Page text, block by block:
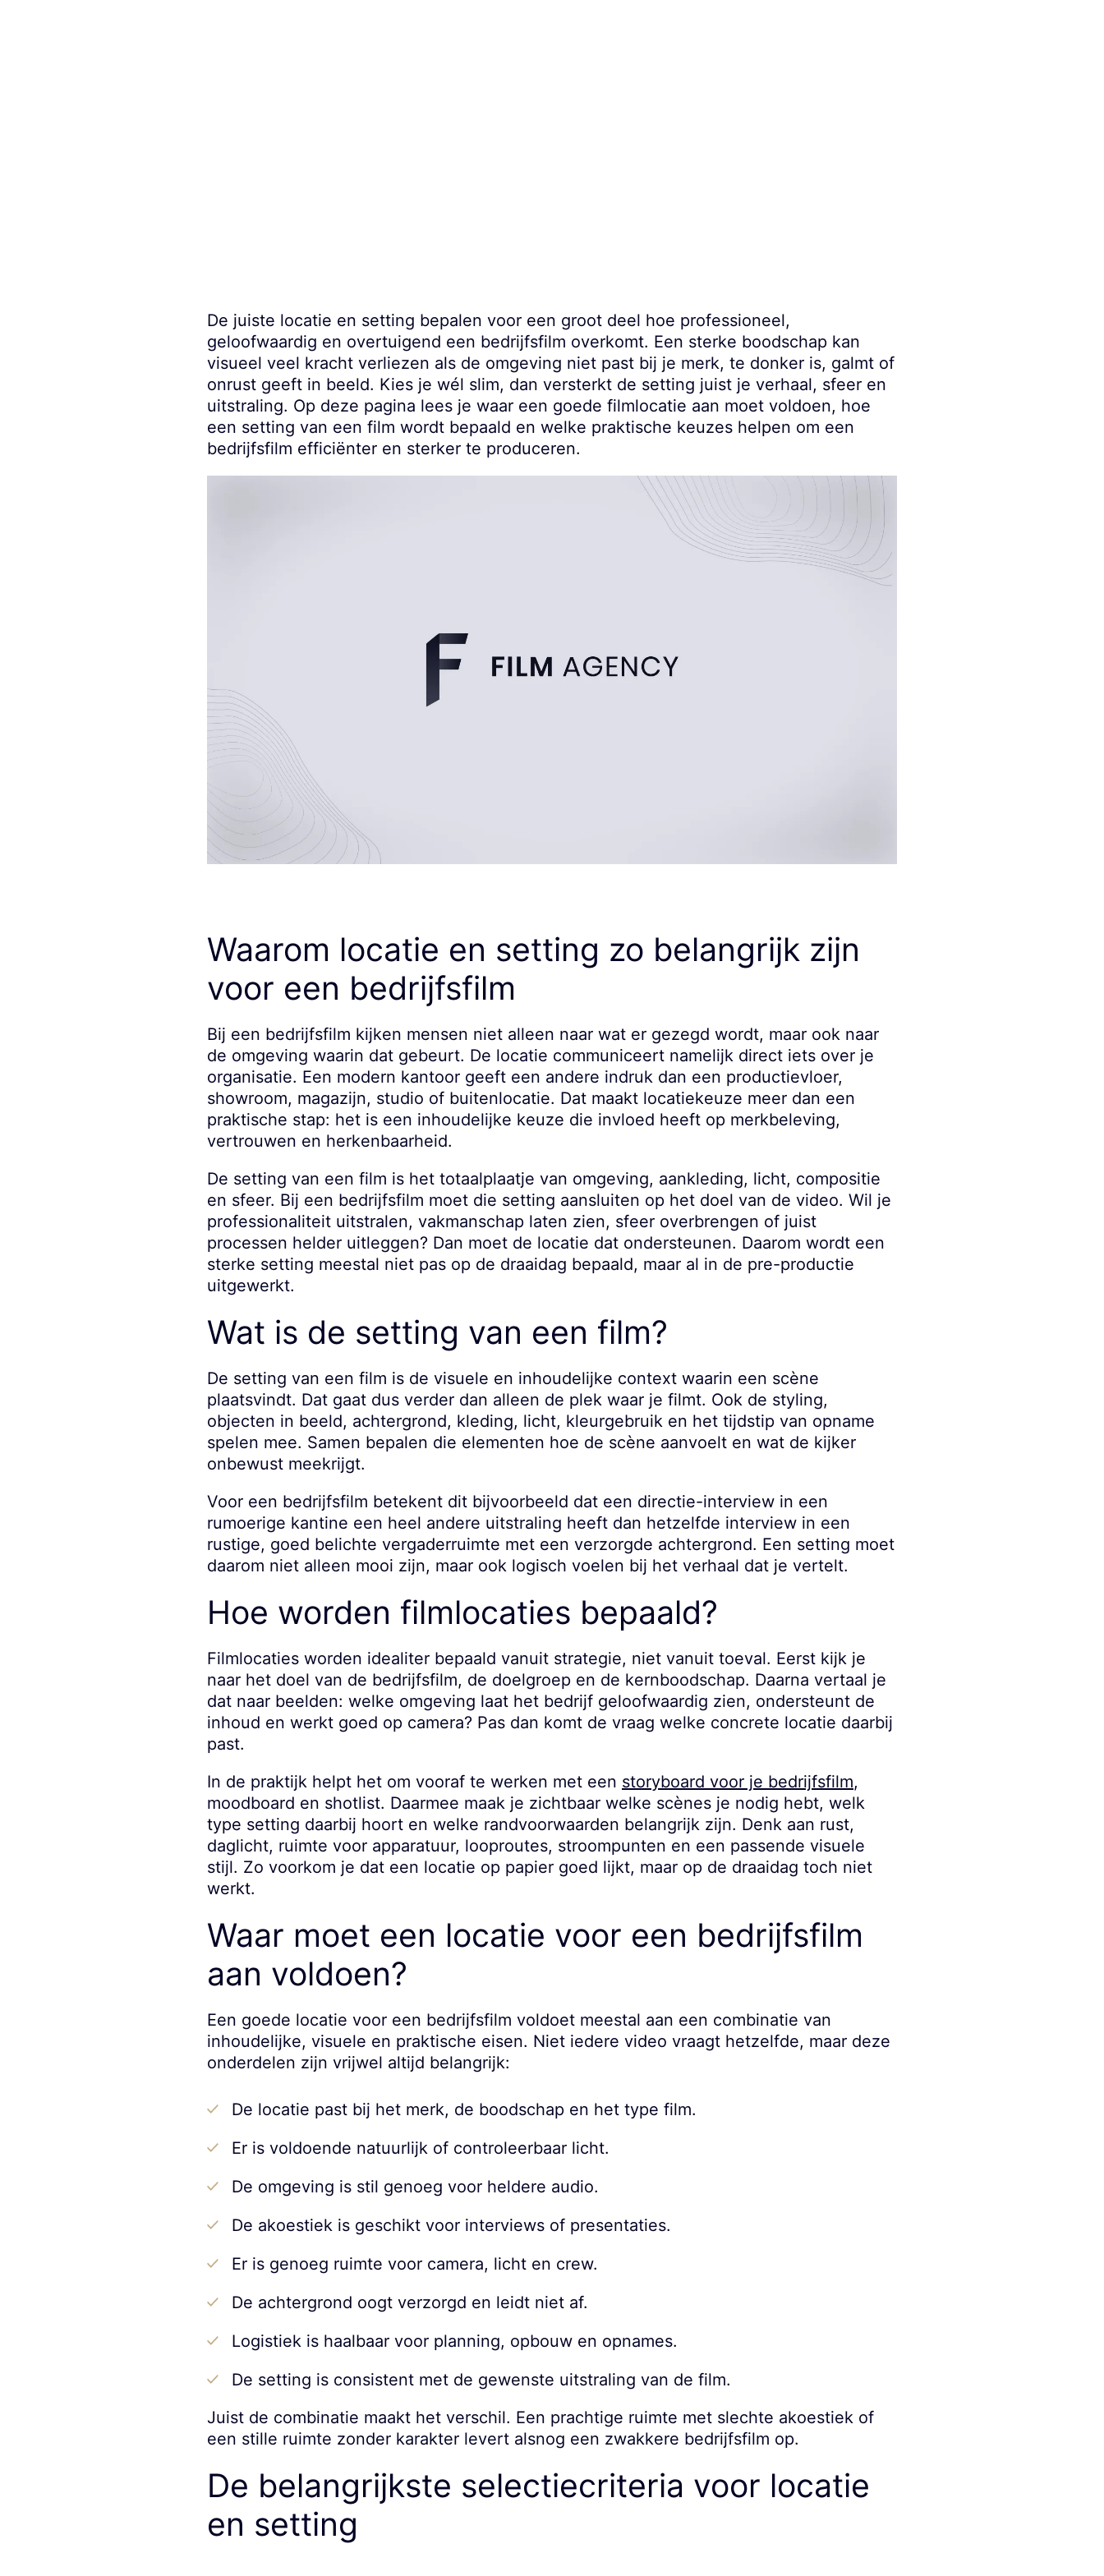
De juiste locatie en setting bepalen voor een groot deel hoe professioneel,
geloofwaardig en overtuigend een bedrijfsfilm overkomt. Een sterke boodschap kan
visueel veel kracht verliezen als de omgeving niet past bij je merk, te donker is, galmt of
onrust geeft in beeld. Kies je wél slim, dan versterkt de setting juist je verhaal, sfeer en
uitstraling. Op deze pagina lees je waar een goede filmlocatie aan moet voldoen, hoe
een setting van een film wordt bepaald en welke praktische keuzes helpen om een
bedrijfsfilm efficiënter en sterker te produceren.
Waarom locatie en setting zo belangrijk zijn
voor een bedrijfsfilm
Bij een bedrijfsfilm kijken mensen niet alleen naar wat er gezegd wordt, maar ook naar
de omgeving waarin dat gebeurt. De locatie communiceert namelijk direct iets over je
organisatie. Een modern kantoor geeft een andere indruk dan een productievloer,
showroom, magazijn, studio of buitenlocatie. Dat maakt locatiekeuze meer dan een
praktische stap: het is een inhoudelijke keuze die invloed heeft op merkbeleving,
vertrouwen en herkenbaarheid.
De setting van een film is het totaalplaatje van omgeving, aankleding, licht, compositie
en sfeer. Bij een bedrijfsfilm moet die setting aansluiten op het doel van de video. Wil je
professionaliteit uitstralen, vakmanschap laten zien, sfeer overbrengen of juist
processen helder uitleggen? Dan moet de locatie dat ondersteunen. Daarom wordt een
sterke setting meestal niet pas op de draaidag bepaald, maar al in de pre-productie
uitgewerkt.
Wat is de setting van een film?
De setting van een film is de visuele en inhoudelijke context waarin een scène
plaatsvindt. Dat gaat dus verder dan alleen de plek waar je filmt. Ook de styling,
objecten in beeld, achtergrond, kleding, licht, kleurgebruik en het tijdstip van opname
spelen mee. Samen bepalen die elementen hoe de scène aanvoelt en wat de kijker
onbewust meekrijgt.
Voor een bedrijfsfilm betekent dit bijvoorbeeld dat een directie-interview in een
rumoerige kantine een heel andere uitstraling heeft dan hetzelfde interview in een
rustige, goed belichte vergaderruimte met een verzorgde achtergrond. Een setting moet
daarom niet alleen mooi zijn, maar ook logisch voelen bij het verhaal dat je vertelt.
Hoe worden filmlocaties bepaald?
Filmlocaties worden idealiter bepaald vanuit strategie, niet vanuit toeval. Eerst kijk je
naar het doel van de bedrijfsfilm, de doelgroep en de kernboodschap. Daarna vertaal je
dat naar beelden: welke omgeving laat het bedrijf geloofwaardig zien, ondersteunt de
inhoud en werkt goed op camera? Pas dan komt de vraag welke concrete locatie daarbij
past.
In de praktijk helpt het om vooraf te werken met een storyboard voor je bedrijfsfilm,
moodboard en shotlist. Daarmee maak je zichtbaar welke scènes je nodig hebt, welk
type setting daarbij hoort en welke randvoorwaarden belangrijk zijn. Denk aan rust,
daglicht, ruimte voor apparatuur, looproutes, stroompunten en een passende visuele
stijl. Zo voorkom je dat een locatie op papier goed lijkt, maar op de draaidag toch niet
werkt.
Waar moet een locatie voor een bedrijfsfilm
aan voldoen?
Een goede locatie voor een bedrijfsfilm voldoet meestal aan een combinatie van
inhoudelijke, visuele en praktische eisen. Niet iedere video vraagt hetzelfde, maar deze
onderdelen zijn vrijwel altijd belangrijk:
De locatie past bij het merk, de boodschap en het type film.
Er is voldoende natuurlijk of controleerbaar licht.
De omgeving is stil genoeg voor heldere audio.
De akoestiek is geschikt voor interviews of presentaties.
Er is genoeg ruimte voor camera, licht en crew.
De achtergrond oogt verzorgd en leidt niet af.
Logistiek is haalbaar voor planning, opbouw en opnames.
De setting is consistent met de gewenste uitstraling van de film.
Juist de combinatie maakt het verschil. Een prachtige ruimte met slechte akoestiek of
een stille ruimte zonder karakter levert alsnog een zwakkere bedrijfsfilm op.
De belangrijkste selectiecriteria voor locatie
en setting